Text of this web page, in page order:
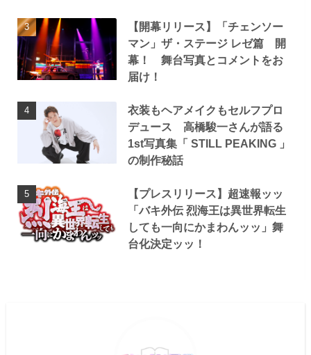
【開幕リリース】「チェンソー
マン」ザ・ステージ レゼ篇 開
幕！ 舞台写真とコメントをお
届け！
衣装もヘアメイクもセルフプロ
デュース 高橋駿一さんが語る
1st写真集「 STILL PEAKING 」
の制作秘話
【プレスリリース】超速報ッッ
「バキ外伝 烈海王は異世界転生
しても一向にかまわんッッ」舞
台化決定ッッ！